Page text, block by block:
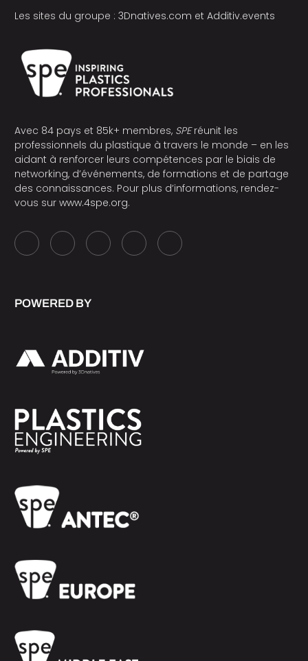
Les sites du groupe : 3Dnatives.com et Additiv.events
Avec 84 pays et 85k+ membres, SPEréunit les
professionnels du plastique à travers le monde – en les
aidant à renforcer leurs compétences par le biais de
networking, d’événements, de formations et de partage
des connaissances. Pour plus d’informations, rendez-
vous sur www.4spe.org.
POWERED BY